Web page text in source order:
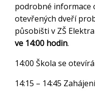
podrobné informace
otevřených dveří
působišti v ZŠ
ve 14:00 hodin.
14:00 Škola se
14:15 – 14:45